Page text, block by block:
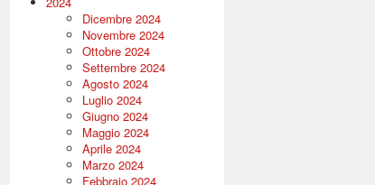
Dicembre 2024
Novembre 2024
Ottobre 2024
Settembre 2024
Agosto 2024
Luglio 2024
Giugno 2024
Maggio 2024
Aprile 2024
Marzo 2024
Febbraio 2024